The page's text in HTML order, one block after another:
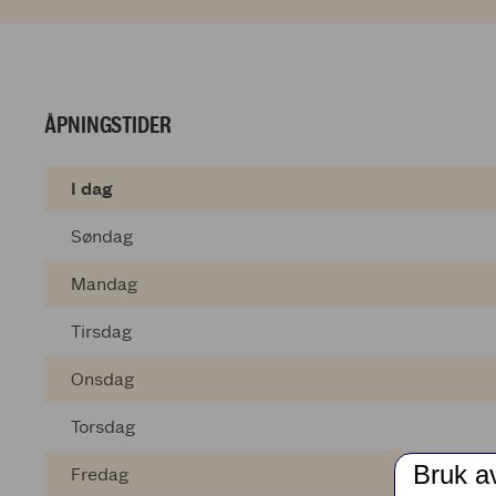
ÅPNINGSTIDER
I dag
Søndag
Mandag
Tirsdag
Onsdag
Torsdag
Fredag Bruk